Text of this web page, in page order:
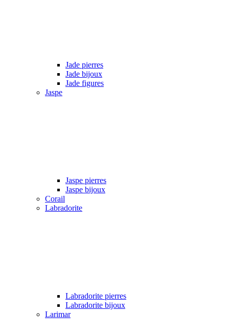
Jade pierres
Jade bijoux
Jade figures
Jaspe
Jaspe pierres
Jaspe bijoux
Corail
Labradorite
Labradorite pierres
Labradorite bijoux
Larimar